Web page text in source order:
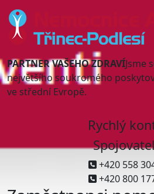
PARTNER VAŠEHO ZDRAVÍJsme
největšího soukromého
ve střední Evropě.
Rychlý
+420 558
+420 800